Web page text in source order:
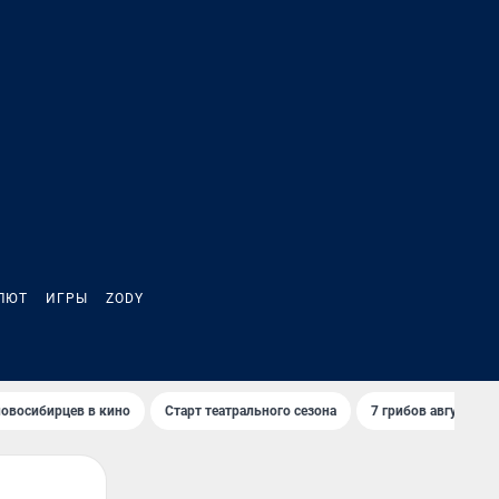
ИГРЫ ZODY
в кино Старт театрального сезона 7 грибов августа